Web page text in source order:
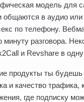
модель для
общаются в аудио
по телефону.
минуту разговора.
и Revshare в
продукты ты будешь
и качество
где подписку